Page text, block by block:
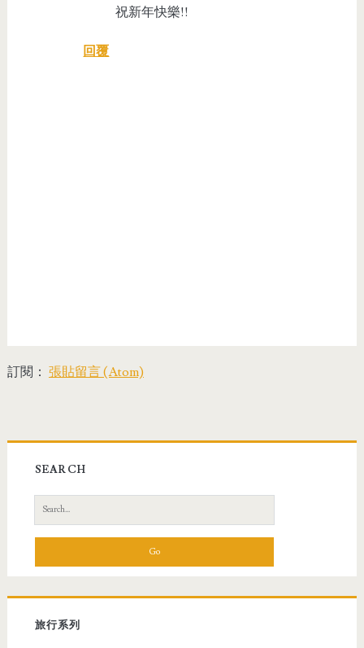
祝新年快樂!!
回覆
訂閱： 張貼留言 (Atom)
SEARCH
e
r
h
f
旅行系列